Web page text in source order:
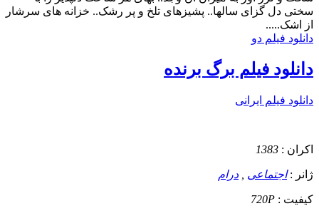
سختی دل گزای سالها.. پشیزهای تلخ و پر رشک.. خزانه های سرشار
از اشک.....
دانلود فیلم دو
دانلود فیلم برگ برنده
دانلود فیلم ایرانی
اکران : 1383
ژانر :اجتماعی درام
کیفیت : 720P